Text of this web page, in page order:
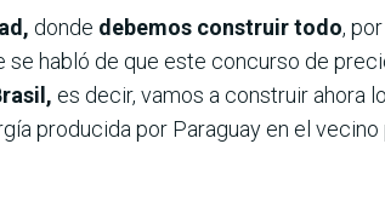
donde debemos construir todo,
se habló de que este concurso de
es decir, vamos a construir ahora
producida por Paraguay en el vecino